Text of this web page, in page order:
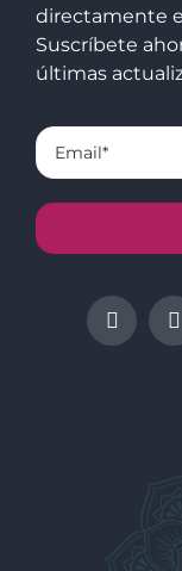
directamente
Suscríbete
últimas